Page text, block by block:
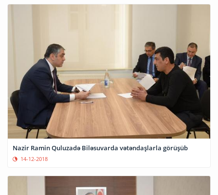
Nazir Ramin Quluzadə Biləsuvarda vətəndaşlarla görüşüb
14-12-2018